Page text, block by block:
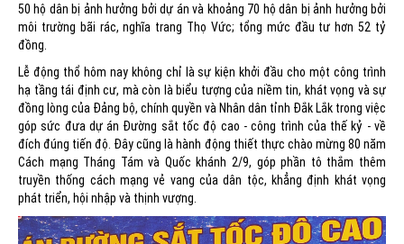
50 hộ dân bị ảnh hưởng bởi dự án và khoảng 70 hộ dân bị ảnh hưởng bởi
môi trường bãi rác, nghĩa trang Thọ Vức; tổng mức đầu tư hơn 52 tỷ
đồng.
Lễ động thổ hôm nay không chỉ là sự kiện khởi đầu cho một công trình
hạ tầng tái định cư, mà còn là biểu tượng của niềm tin, khát vọng và sự
đồng lòng của Đảng bộ, chính quyền và Nhân dân tỉnh Đắk Lắk trong việc
góp sức đưa dự án Đường sắt tốc độ cao - công trình của thế kỷ - về
đích đúng tiến độ. Đây cũng là hành động thiết thực chào mừng 80 năm
Cách mạng Tháng Tám và Quốc khánh 2/9, góp phần tô thắm thêm
truyền thống cách mạng vẻ vang của dân tộc, khẳng định khát vọng
phát triển, hội nhập và thịnh vượng.